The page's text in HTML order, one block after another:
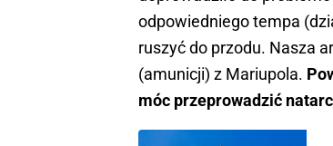
odpowiedniego tempa
ruszyć do przodu. Nasza
(amunicji) z Mariupola.
móc przeprowadzić